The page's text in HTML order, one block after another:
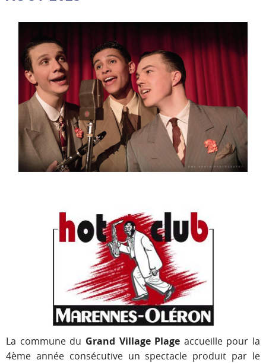
La commune du Grand Village Plage accueille pour la
4ème année consécutive un spectacle produit par le